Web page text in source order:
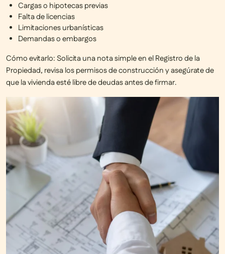
Cargas o hipotecas previas
Falta de licencias
Limitaciones urbanísticas
Demandas o embargos
Cómo evitarlo:Solicita unanota simpleen el Registro de la
Propiedad, revisa los permisos de construcción y asegúrate de
que la vivienda estélibre de deudasantes de firmar.